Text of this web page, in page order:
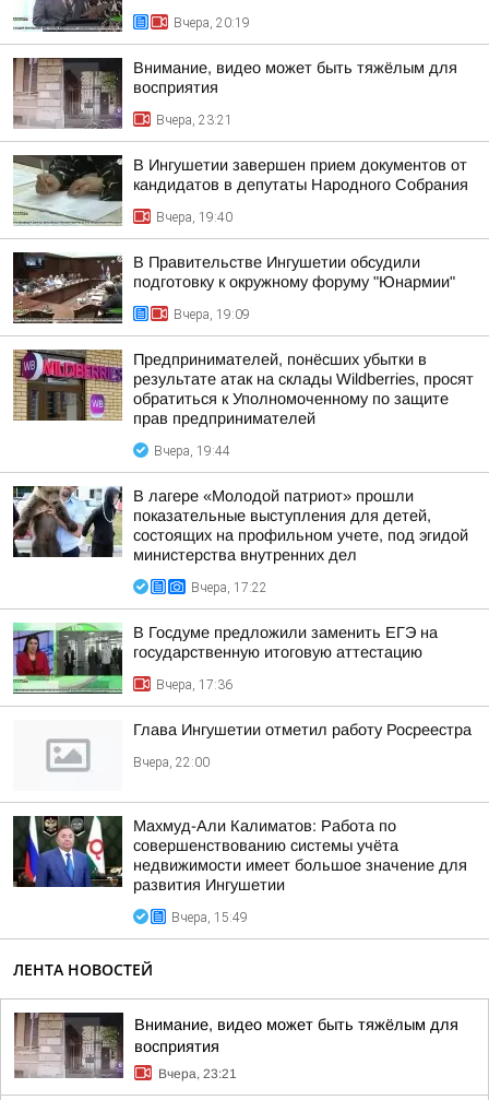
Вчера, 20:19
Внимание, видео может быть тяжёлым для
восприятия
Вчера, 23:21
В Ингушетии завершен прием документов от
кандидатов в депутаты Народного Собрания
Вчера, 19:40
В Правительстве Ингушетии обсудили
подготовку к окружному форуму "Юнармии"
Вчера, 19:09
Предпринимателей, понёсших убытки в
результате атак на склады Wildberries, просят
обратиться к Уполномоченному по защите
прав предпринимателей
Вчера, 19:44
В лагере «Молодой патриот» прошли
показательные выступления для детей,
состоящих на профильном учете, под эгидой
министерства внутренних дел
Вчера, 17:22
В Госдуме предложили заменить ЕГЭ на
государственную итоговую аттестацию
Вчера, 17:36
Глава Ингушетии отметил работу Росреестра
Вчера, 22:00
Махмуд-Али Калиматов: Работа по
совершенствованию системы учёта
недвижимости имеет большое значение для
развития Ингушетии
Вчера, 15:49
ЛЕНТА НОВОСТЕЙ
Внимание, видео может быть тяжёлым для
восприятия
Вчера, 23:21